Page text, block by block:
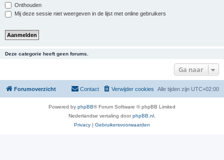
Onthouden
Mij deze sessie niet weergeven in de lijst met online gebruikers
Deze categorie heeft geen forums.
Ga naar
Forumoverzicht Alle tijden zijn UTC+02:00
Verwijder cookies
Contact
Powered by phpBB® Forum Software © phpBB Limited
Nederlandse vertaling doorphpBB.nl
Privacy | Gebruikersvoorwaarden